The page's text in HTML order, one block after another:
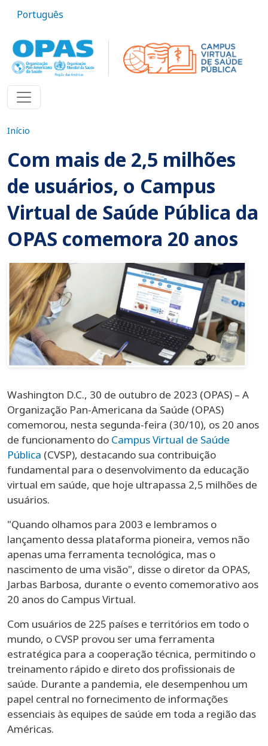
Português
Início
Com mais de 2,5 milhões
de usuários, o Campus
Virtual de Saúde Pública da
OPAS comemora 20 anos
Washington D.C., 30 de outubro de 2023 (OPAS) – A
Organização Pan-Americana da Saúde (OPAS)
comemorou, nesta segunda-feira (30/10), os 20 anos
de funcionamento do Campus Virtual de Saúde
Pública (CVSP), destacando sua contribuição
fundamental para o desenvolvimento da educação
virtual em saúde, que hoje ultrapassa 2,5 milhões de
usuários.
"Quando olhamos para 2003 e lembramos o
lançamento dessa plataforma pioneira, vemos não
apenas uma ferramenta tecnológica, mas o
nascimento de uma visão", disse o diretor da OPAS,
Jarbas Barbosa, durante o evento comemorativo aos
20 anos do Campus Virtual.
Com usuários de 225 países e territórios em todo o
mundo, o CVSP provou ser uma ferramenta
estratégica para a cooperação técnica, permitindo o
treinamento rápido e direto dos profissionais de
saúde. Durante a pandemia, ele desempenhou um
papel central no fornecimento de informações
essenciais às equipes de saúde em toda a região das
Américas.